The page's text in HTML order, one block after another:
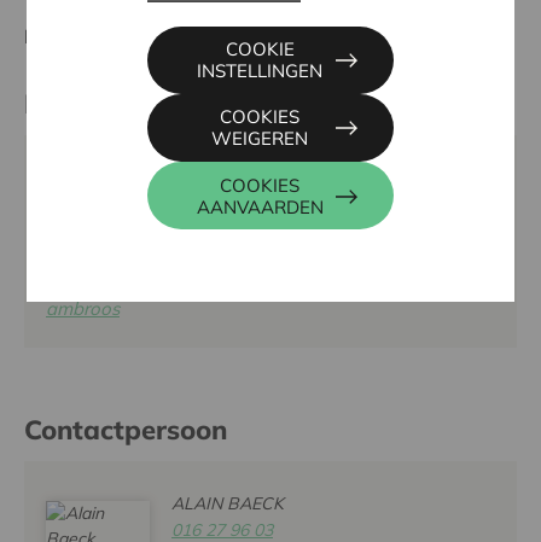
Beslissing: Goedgekeurd
Partner
WOON- EN ZORGHUIS AMBROOS, MUIZENSTRAAT
66, 1981 ZEMST
ambroos
Contactpersoon
ALAIN BAECK
016 27 96 03
COOKIES
AANVAARDEN
COOKIES
WEIGEREN
COOKIE
INSTELLINGEN